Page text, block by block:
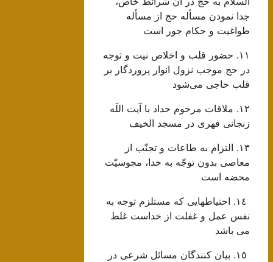
جدا نمودن مسأله حج از مسأله
طواغيت و حكام جور است‌
١١. حضور قلب و اخلاص نيت و توجه
در حج موجب نزول انوار پروردگار بر
قلب حاجى مى‌شود
١٢. ملاقات مرحوم حداد با آیت اللَه
زنجانی فهری در مسجد الخیف
١٣. التزام به طاعات و تجنّب از
معاصى بدون توجّه به خدا، مجوسيّت
محضه است‌
١٤. احتیاطهایی که مستلزم توجه به
نفس عمل و غفلت از خداست غلط
می باشد
١٥. بيان كنندگان مسائل شرعى در